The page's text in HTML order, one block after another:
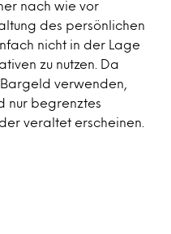
nach wie vor
des persönlichen
nicht in der Lage
zu nutzen. Da
verwenden,
nur begrenztes
veraltet erscheinen.